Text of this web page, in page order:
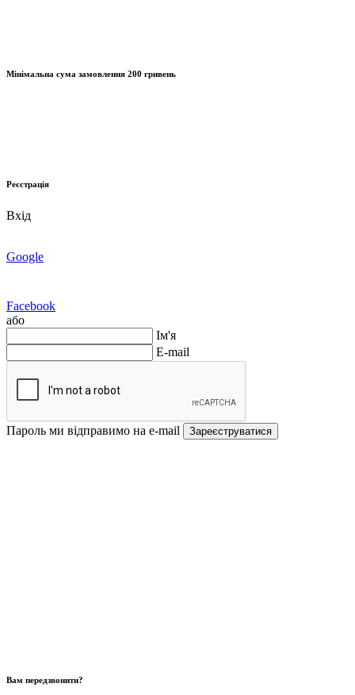
Мінімальна сума замовлення 200 гривень
Реєстрація
Вхід
Google
Facebook
або
Ім'я
E-mail
Пароль ми відправимо на e-mail Зареєструватися
Вам передзвонити?